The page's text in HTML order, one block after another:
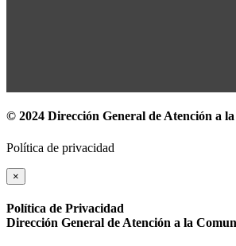
© 2024 Dirección General de Atención a
Política de privacidad
×
Política de Privacidad
Dirección General de Atención a la